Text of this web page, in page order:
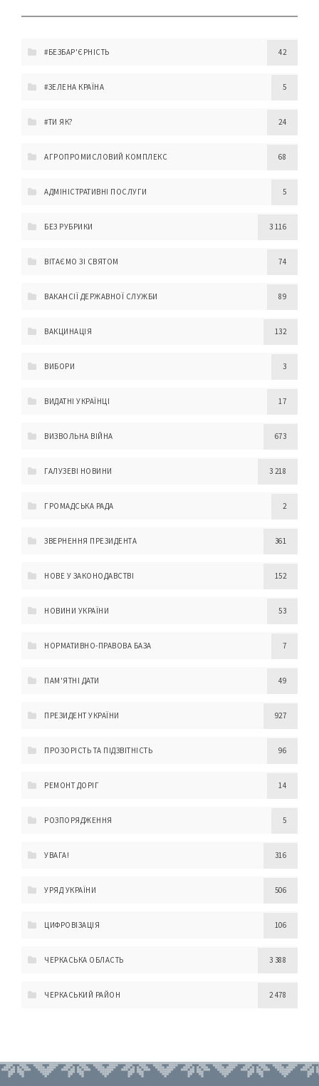
#БЕЗБАР'ЄРНІСТЬ 42
#ЗЕЛЕНА КРАЇНА 5
#ТИ ЯК? 24
АГРОПРОМИСЛОВИЙ КОМПЛЕКС 68
АДМІНІСТРАТИВНІ ПОСЛУГИ 5
БЕЗ РУБРИКИ 3 116
ВІТАЄМО ЗІ СВЯТОМ 74
ВАКАНСІЇ ДЕРЖАВНОЇ СЛУЖБИ 89
ВАКЦИНАЦІЯ 132
ВИБОРИ 3
ВИДАТНІ УКРАЇНЦІ 17
ВИЗВОЛЬНА ВІЙНА 673
ГАЛУЗЕВІ НОВИНИ 3 218
ГРОМАДСЬКА РАДА 2
ЗВЕРНЕННЯ ПРЕЗИДЕНТА 361
НОВЕ У ЗАКОНОДАВСТВІ 152
НОВИНИ УКРАЇНИ 53
НОРМАТИВНО-ПРАВОВА БАЗА 7
ПАМ'ЯТНІ ДАТИ 49
ПРЕЗИДЕНТ УКРАЇНИ 927
ПРОЗОРІСТЬ ТА ПІДЗВІТНІСТЬ 96
РЕМОНТ ДОРІГ 14
РОЗПОРЯДЖЕННЯ 5
УВАГА! 316
УРЯД УКРАЇНИ 506
ЦИФРОВІЗАЦІЯ 106
ЧЕРКАСЬКА ОБЛАСТЬ 3 388
ЧЕРКАСЬКИЙ РАЙОН 2 478